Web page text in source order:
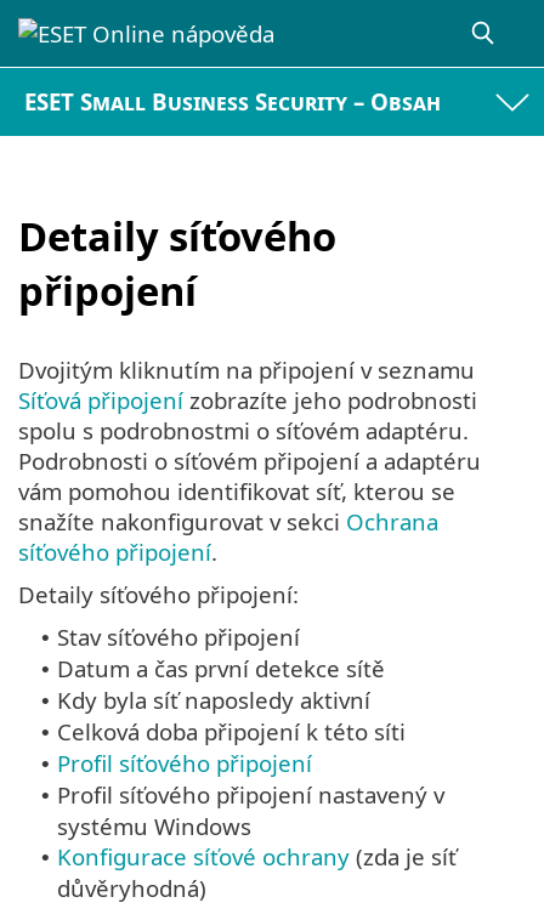
ESET Small Business Security – Obsah
Detaily síťového
připojení
Dvojitým kliknutím na připojení v seznamu
Síťová připojení zobrazíte jeho podrobnosti
spolu s podrobnostmi o síťovém adaptéru.
Podrobnosti o síťovém připojení a adaptéru
vám pomohou identifikovat síť, kterou se
snažíte nakonfigurovat v sekci Ochrana
síťového připojení.
Detaily síťového připojení:
• Stav síťového připojení
• Datum a čas první detekce sítě
• Kdy byla síť naposledy aktivní
• Celková doba připojení k této síti
• Profil síťového připojení
• Profil síťového připojení nastavený v
systému Windows
• Konfigurace síťové ochrany (zda je síť
důvěryhodná)